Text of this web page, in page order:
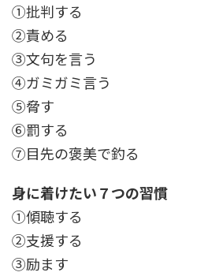
①批判する
②責める
③文句を言う
④ガミガミ言う
⑤脅す
⑥罰する
⑦目先の褒美で釣る
身に着けたい７つの習慣
①傾聴する
②支援する
③励ます